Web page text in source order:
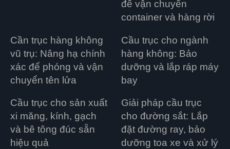
để vận chuyển
container và hàng rời
Cần trục hàng không
vũ trụ: Nâng hạ chính
xác để phóng và vận
chuyển tên lửa
Cầu trục cho ngành
hàng không: Bảo
dưỡng và lắp ráp máy
bay
Cầu trục cho sản xuất
xi măng, kính, gạch
và bê tông đúc sẵn
hiệu quả
Giải pháp cầu trục
cho đường sắt: Lắp
đặt đường ray, bảo
dưỡng toa xe và xử lý